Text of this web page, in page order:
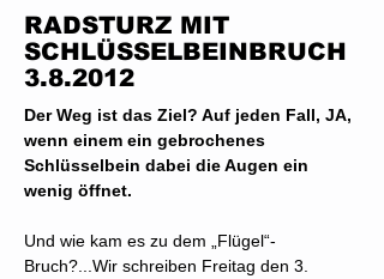
RADSTURZ MIT
SCHLÜSSELBEINBRUCH
3.8.2012
Der Weg ist das Ziel? Auf jeden Fall, JA,
wenn einem ein gebrochenes
Schlüsselbein dabei die Augen ein
wenig öffnet.
Und wie kam es zu dem „Flügel“-
Bruch?...Wir schreiben Freitag den 3.